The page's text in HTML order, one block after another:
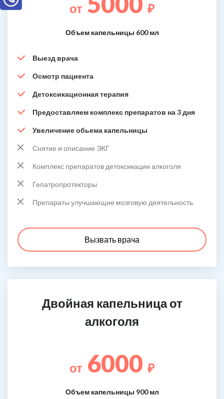
от ₽
Объем капельницы 600 мл
Выезд врача
Осмотр пациента
Детоксикационная терапия
Предоставляем комплекс препаратов на 3 дня
Увеличение обьема капельницы
Снятие и описание ЭКГ
Комплекс препаратов детоксикации алкоголя
Гепатропротекторы
Препараты улучшающие мозговую деятельность
Вызвать врача
Двойная капельница от
алкоголя
от 6000 ₽
Объем капельницы 900 мл